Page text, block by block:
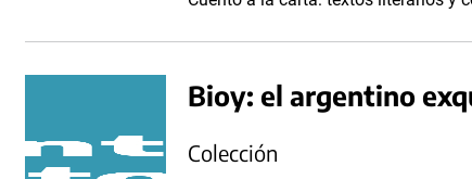
Bioy: el argentino
Colección